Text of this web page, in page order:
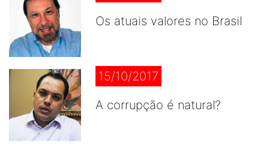
Os atuais valores no Brasil
15/10/2017
A corrupção é natural?